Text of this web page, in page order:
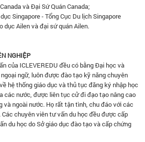
và Đại Sứ Quán Canada;
Singapore - Tổng Cục Du lịch Singapore
dục Ailen và đại sứ quán Ailen.
NGHIỆP
của ICLEVEREDU đều có bằng Đại học và
ngữ, luôn được đào tạo kỹ năng chuyên
hệ thống giáo dục và thủ tục đăng ký nhập học
các nước, được liên tục cử đi đạo tạo nâng cao
và ngoài nước. Họ rất tận tình, chu đáo với các
chuyên viên tư vấn du học đều được cấp
du học do Sở giáo dục đào tạo và cấp chứng